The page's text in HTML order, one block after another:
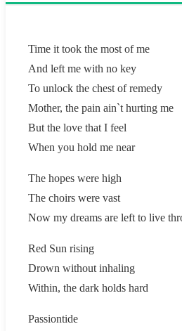
Time it took the most of me
And left me with no key
To unlock the chest of remedy
Mother, the pain ain`t hurting me
But the love that I feel
When you hold me near
The hopes were high
The choirs were vast
Now my dreams are left to live
Red Sun rising
Drown without inhaling
Within, the dark holds hard
Passiontide